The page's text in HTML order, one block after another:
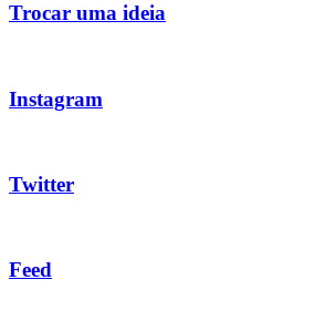
Trocar uma ideia
Instagram
Twitter
Feed